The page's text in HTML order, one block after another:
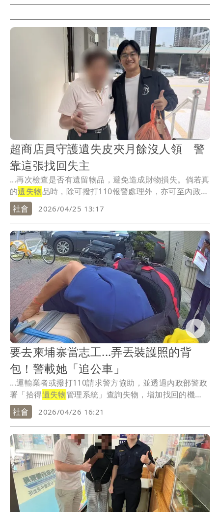
超商店員守護遺失皮夾月餘沒人領 警
靠這張找回失主
...再次檢查是否有遺留物品，避免造成財物損失。倘若真
的遺失物品時，除可撥打110報警處理外，亦可至內政
部...
社會 2026/04/25 13:17
要去柬埔寨當志工...弄丟裝護照的背
包！警載她「追公車」
...運輸業者或撥打110請求警方協助，並透過內政部警政
署「拾得遺失物管理系統」查詢失物，增加找回的機
會。
社會 2026/04/26 16:21